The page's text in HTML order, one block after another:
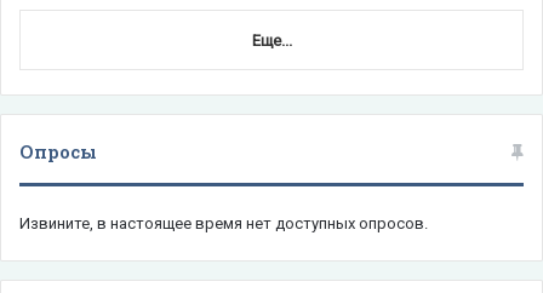
Еще...
Опросы
Извините, в настоящее время нет доступных опросов.